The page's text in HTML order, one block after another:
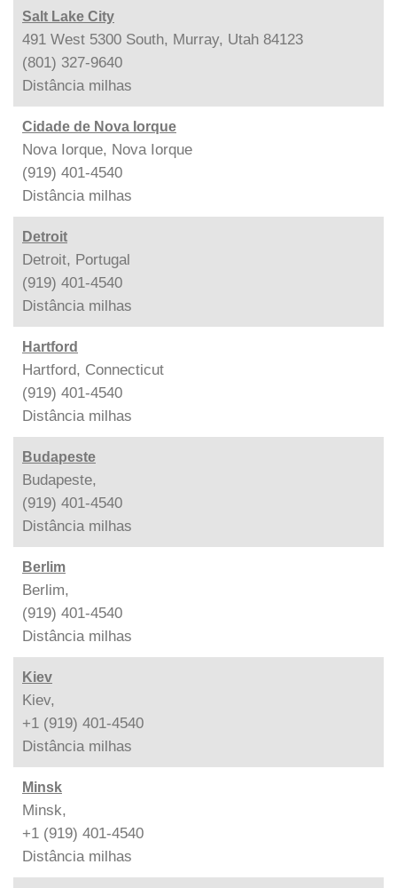
Salt Lake City
491 West 5300 South, Murray, Utah 84123
(801) 327-9640
Distância milhas
Cidade de Nova Iorque
Nova Iorque, Nova Iorque
(919) 401-4540
Distância milhas
Detroit
Detroit, Portugal
(919) 401-4540
Distância milhas
Hartford
Hartford, Connecticut
(919) 401-4540
Distância milhas
Budapeste
Budapeste,
(919) 401-4540
Distância milhas
Berlim
Berlim,
(919) 401-4540
Distância milhas
Kiev
Kiev,
+1 (919) 401-4540
Distância milhas
Minsk
Minsk,
+1 (919) 401-4540
Distância milhas